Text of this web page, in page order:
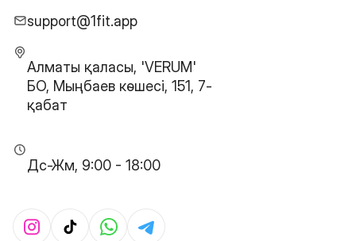
support@1fit.app
Алматы қаласы, 'VERUM'
БО, Мыңбаев көшесі, 151, 7-
қабат
Дс-Жм, 9:00 - 18:00